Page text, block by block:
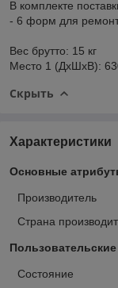
В комплекте
- 6 форм для
Вес брутто: 15 кг
Место 1 (ДхШхВ):
Скрыть
Характеристики
Основные
Производитель
Страна
Состояние